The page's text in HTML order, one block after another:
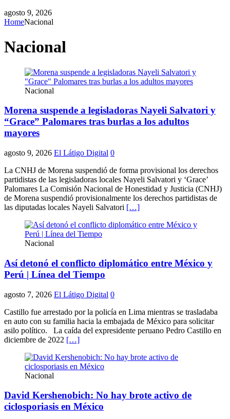
agosto 9, 2026
HomeNacional
Nacional
Nacional
Morena suspende a legisladoras Nayeli Salvatori y
“Grace” Palomares tras burlas a los adultos
mayores
agosto 9, 2026 El Látigo Digital 0
La CNHJ de Morena suspendió de forma provisional los derechos
partidistas de las legisladoras locales Nayeli Salvatori y ‘Grace’
Palomares La Comisión Nacional de Honestidad y Justicia (CNHJ)
de Morena suspendió provisionalmente los derechos partidistas de
las diputadas locales Nayeli Salvatori […]
Nacional
Así detonó el conflicto diplomático entre México y
Perú | Línea del Tiempo
agosto 7, 2026 El Látigo Digital 0
Castillo fue arrestado por la policía en Lima mientras se trasladaba
en auto con su familia hacia la embajada de México para solicitar
asilo político. La caída del expresidente peruano Pedro Castillo en
diciembre de 2022 […]
Nacional
David Kershenobich: No hay brote activo de
ciclosporiasis en México